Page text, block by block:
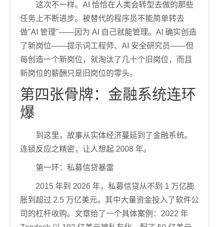
这次不一样。AI 恰恰在人类会转型去做的那些
任务上不断进步。被替代的程序员不能简单转去
做"AI 管理"——因为 AI 自己就能管理。AI 确实创造
了新岗位——提示词工程师、AI 安全研究员——但
每创造一个新岗位，就淘汰了几十个旧岗位，而且
新岗位的薪酬只是旧岗位的零头。
第四张骨牌：金融系统连环
爆
到这里，故事从实体经济蔓延到了金融系统。
连锁反应之精密，让人想起 2008 年。
第一环：私募信贷暴雷
2015 年到 2026 年，私募信贷从不到 1 万亿膨
胀到超过 2.5 万亿美元。其中大量资金投入了软件公
司的杠杆收购。文章给了一个具体案例：2022 年